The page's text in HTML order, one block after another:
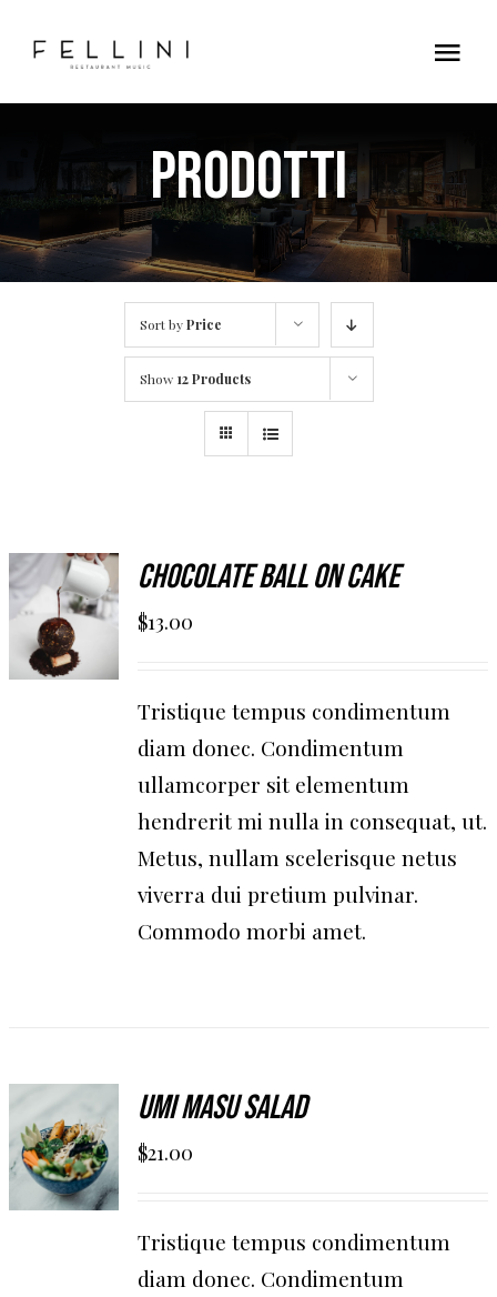
Prodotti
Sort byPrice
Show 12 Products
AGGIUNGI
AL
CARRELLO
/
DETAILS
Chocolate Ball On Cake
$13.00
Tristique tempus condimentum
diam donec. Condimentum
ullamcorper sit elementum
hendrerit mi nulla in consequat, ut.
Metus, nullam scelerisque netus
viverra dui pretium pulvinar.
Commodo morbi amet.
AL
CARRELLO
/
DETAILS
Umi Masu Salad
$21.00
Tristique tempus condimentum
diam donec. Condimentum